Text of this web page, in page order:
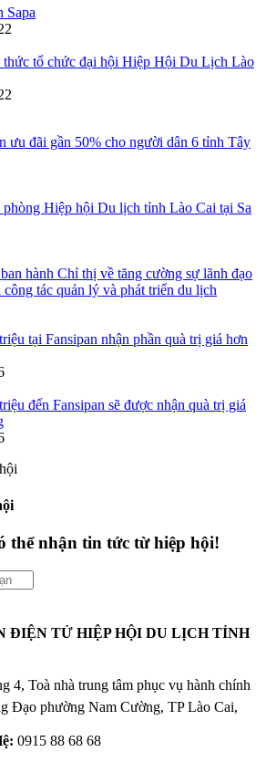
Sapa
thức tổ chức đại hội Hiệp Hội Du Lịch Lào
ưu đãi gần 50% cho người dân 6 tỉnh Tây
Hiệp hội Du lịch tỉnh Lào Cai tại Sa
hành Chỉ thị về tăng cường sự lãnh đạo
tác quản lý và phát triển du lịch
tại Fansipan nhận phần quà trị giá hơn
đến Fansipan sẽ được nhận quà trị giá
thể nhận tin tức từ hiệp hội!
ĐIỆN TỬ HIỆP HỘI DU LỊCH TỈNH
4, Toà nhà trung tâm phục vụ hành chính
Đạo phường Nam Cường, TP Lào Cai,
0915 88 68 68